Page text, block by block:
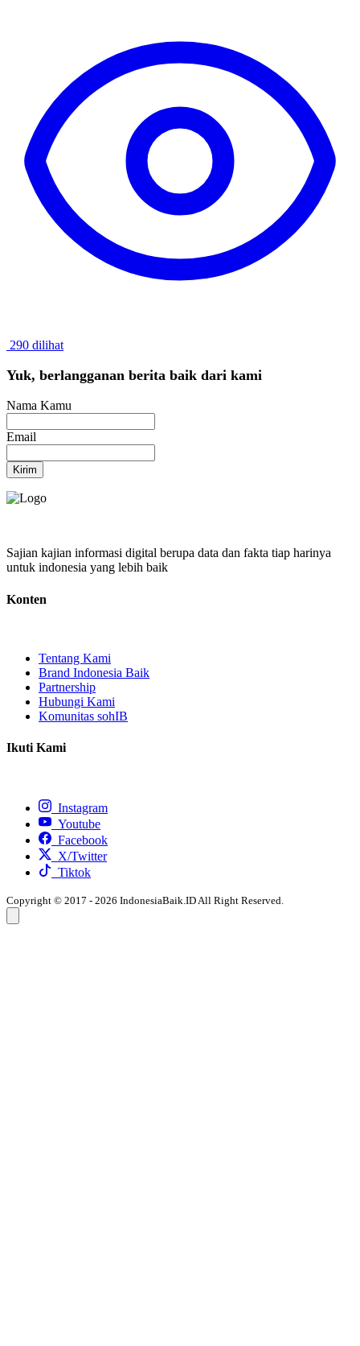
290 dilihat
Yuk, berlangganan berita baik dari kami
Nama Kamu
Email
Kirim
Sajian kajian informasi digital berupa data dan fakta tiap harinya
untuk indonesia yang lebih baik
Konten
Tentang Kami
Brand Indonesia Baik
Partnership
Hubungi Kami
Komunitas sohIB
Ikuti Kami
Instagram
Youtube
Facebook
X/Twitter
Tiktok
Copyright © 2017 - 2026 IndonesiaBaik.ID All Right Reserved.